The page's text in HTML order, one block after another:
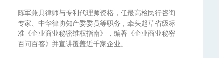
陈军兼具律师与专利代理师资格，任最高检民行咨询
专家、中华律协知产委委员等职务，牵头起草省级标
准《企业商业秘密维权指南》，编著《企业商业秘密
百问百答》并宣讲覆盖近千家企业。